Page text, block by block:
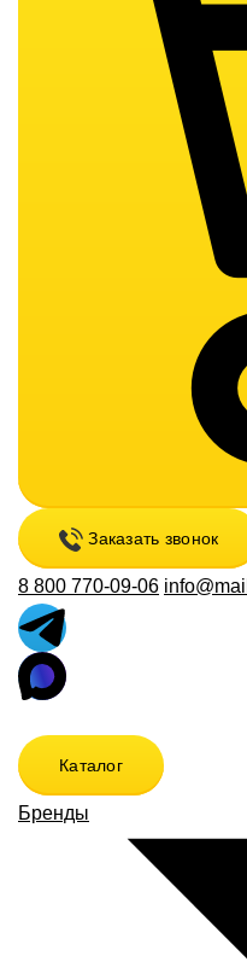
Заказать звонок
8 800 770-09-06
Каталог
Бренды